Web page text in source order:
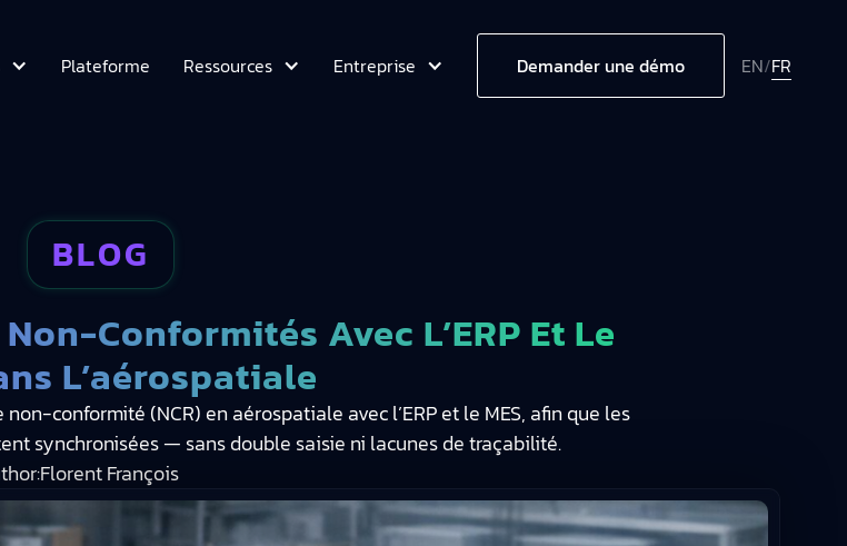
Plateforme Ressources Entreprise Demander une démo EN/FR
BLOG
Conformités Avec L’ERP Et Le
L’aérospatiale
conformité (NCR) en aérospatiale avec l’ERP et le MES, afin que les
synchronisées — sans double saisie ni lacunes de traçabilité.
Florent François